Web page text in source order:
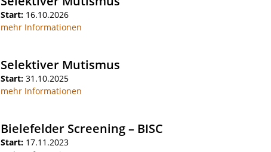
Start: 16.10.2026
mehr Informationen
Selektiver Mutismus
Start: 31.10.2025
mehr Informationen
Bielefelder Screening – BISC
Start: 17.11.2023